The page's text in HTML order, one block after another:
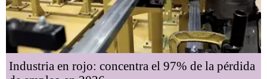
Industria en rojo: concentra el 97% de la pérdida